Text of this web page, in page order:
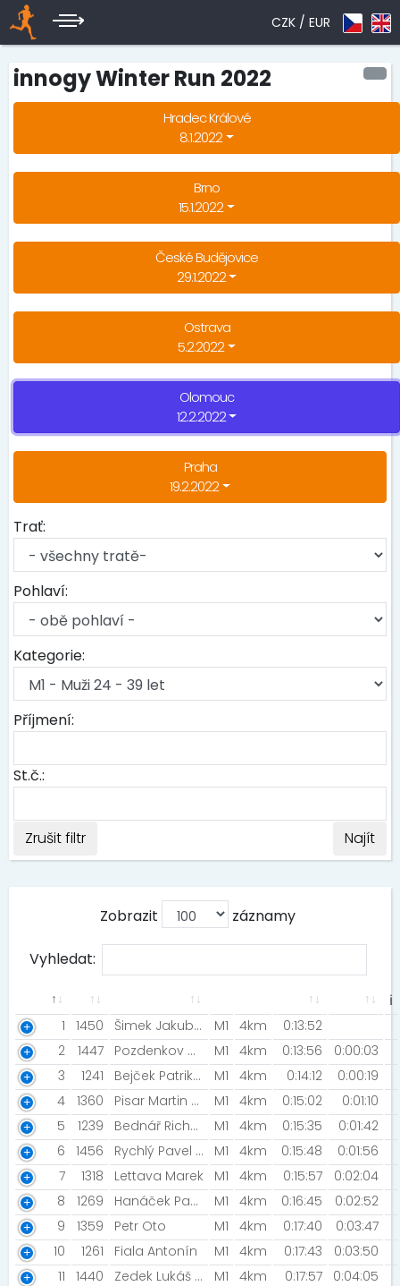
CZK / EUR
innogy Winter Run 2022
Hradec Králové
8.1.2022
Brno
15.1.2022
České Budějovice
29.1.2022
Ostrava
5.2.2022
Olomouc
12.2.2022
Praha
19.2.2022
Trať:
Pohlaví:
Kategorie:
Příjmení:
St.č.:
Zrušit filtr Najít
Zobrazit záznamy
Vyhledat:
ℹ
1
1450 Šimek Jakub [Morek.cz] M1 4km
0:13:52
2
1447 Pozdenkov Michael [2BWinner] M1 4km 0:13:56
0:00:03
3
1241 Bejček Patrik [Trailpoint.cz] M1 4km 0:14:12
0:00:19
4
1360 Pisar Martin [Team CykloTrener] M1 4km 0:15:02
0:01:10
5
1239 Bednář Richard [Night run team, CEPro team ] M1 4km 0:15:35
0:01:42
6
1456 Rychlý Pavel [INNOGY] M1 4km 0:15:48
0:01:56
7
1318 Lettava Marek M1 4km 0:15:57
0:02:04
8
1269 Hanáček Pavel M1 4km 0:16:45
0:02:52
9
1359 Petr Oto M1 4km 0:17:40
0:03:47
10
1261 Fiala Antonín M1 4km 0:17:43
0:03:50
11
1440 Zedek Lukáš [Nigth Run Team] M1 4km 0:17:57
0:04:05